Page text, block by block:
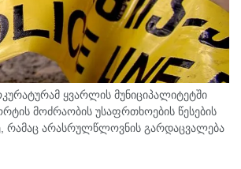
ყვარლის მუნიციპალიტეტში
მოძრაობის უსაფრთხოების წესების
რამაც არასრულწლოვნის გარდაცვალება
ბრალდება წარუდგინა. ამის შესახებ
ავრცელებს. საგამოძიებო უწყების